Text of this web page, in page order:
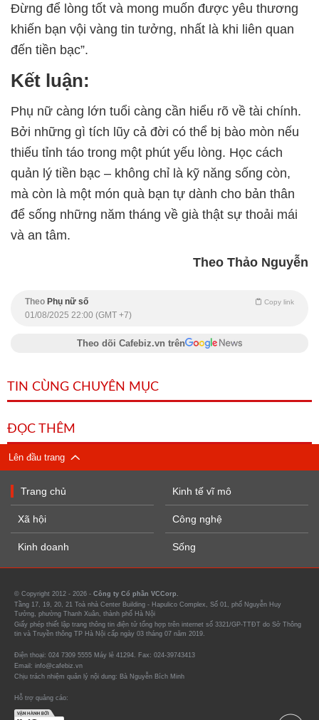
Đừng để lòng tốt và mong muốn được yêu thương
khiến bạn vội vàng tin tưởng, nhất là khi liên quan
đến tiền bạc”.
Kết luận:
Phụ nữ càng lớn tuổi càng cần hiểu rõ về tài chính.
Bởi những gì tích lũy cả đời có thể bị bào mòn nếu
thiếu tỉnh táo trong một phút yếu lòng. Học cách
quản lý tiền bạc – không chỉ là kỹ năng sống còn,
mà còn là một món quà bạn tự dành cho bản thân
để sống những năm tháng về già thật sự thoải mái
và an tâm.
Theo Thảo Nguyễn
Theo Phụ nữ số Copy link
01/08/2025 22:00 (GMT +7)
Theo dõi Cafebiz.vn trên
TIN CÙNG CHUYÊN MỤC
ĐỌC THÊM
Lên đầu trang
Trang chủ
Xã hội
Kinh doanh
Kinh tế vĩ mô
Công nghệ
Sống
© Copyright 2012 - 2026 - Công ty Cổ phần VCCorp.
Tầng 17, 19, 20, 21 Toà nhà Center Building - Hapulico Complex, Số 01, phố Nguyễn Huy
Tưởng, phường Thanh Xuân, thành phố Hà Nội
Giấy phép thiết lập trang thông tin điện tử tổng hợp trên internet số 3321/GP-TTĐT do Sở Thông
tin và Truyền thông TP Hà Nội cấp ngày 03 tháng 07 năm 2019.
Điện thoại: 024 7309 5555 Máy lẻ 41294. Fax: 024-39743413
Email: info@cafebiz.vn
Chịu trách nhiệm quản lý nội dung: Bà Nguyễn Bích Minh
Hỗ trợ quảng cáo: